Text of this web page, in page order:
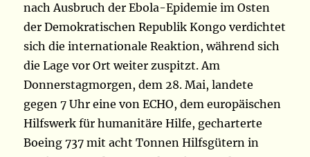
nach Ausbruch der Ebola-Epidemie im Osten
der Demokratischen Republik Kongo verdichtet
sich die internationale Reaktion, während sich
die Lage vor Ort weiter zuspitzt. Am
Donnerstagmorgen, dem 28. Mai, landete
gegen 7 Uhr eine von ECHO, dem europäischen
Hilfswerk für humanitäre Hilfe, gecharterte
Boeing 737 mit acht Tonnen Hilfsgütern in